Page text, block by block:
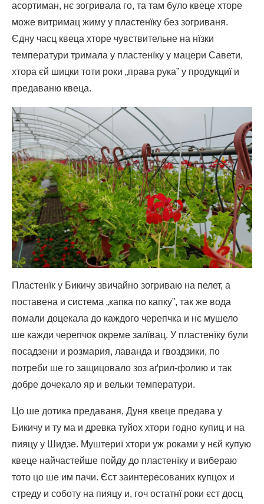
асортиман, нє зогривала го, та там було квеце хторе
може витримац жиму у пластенїку без зогриваня.
Єдну часц квеца хторе чувствительне на нїзки
температури тримала у пластенїку у мацери Савети,
хтора єй шицки тоти роки „права рука” у продукциї и
предаваню квеца.
Пластенїк у Бикичу звичайно зогриваю на пелет, а
поставена и система „капка по капку”, так же вода
помали доцекала до каждого черепчка и нє мушело
ше кажди черепчок окреме залївац. У пластенїку були
посадзени и розмария, лаванда и гвоздзики, по
потреби ше го защицовало зоз аґрил-фолию и так
добре дочекало яр и вельки температури.
Цо ше дотика предаваня, Дуня квеце предава у
Бикичу и ту ма и древка туйох хтори годно купиц и на
пияцу у Шидзе. Муштериї хтори уж роками у нєй купую
квеце найчастейше пойду до пластенїку и вибераю
тото цо ше им пачи. Єст заинтересованих купцох и
стреду и соботу на пияцу и, гоч остатнї роки єст досц